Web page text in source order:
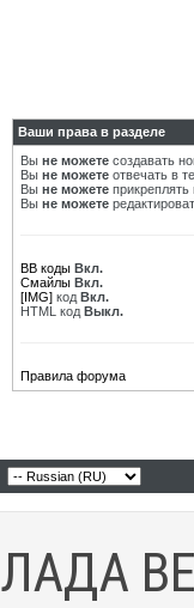
Ваши права в разделе
Вы не можете создавать
Вы не можете отвечать в
Вы не можете
Вы не можете
BB коды Вкл.
Смайлы Вкл.
[IMG] код Вкл.
HTML код Выкл.
Правила форума
ЛАДА